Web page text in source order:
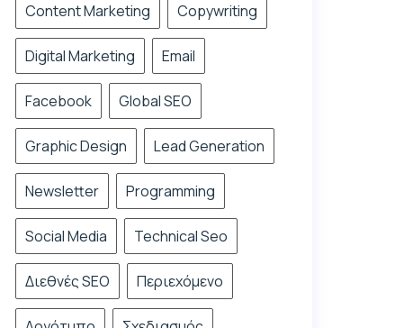
Content Marketing Copywriting
Digital Marketing Email
Facebook Global SEO
Graphic Design Lead Generation
Newsletter Programming
Social Media Technical Seo
Διεθνές SEO Περιεχόμενο